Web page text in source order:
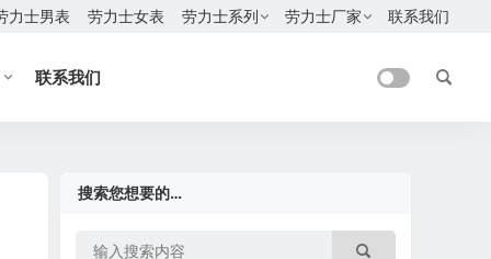
力士男表 劳力士女表 劳力士系列 劳力士厂家 联系我们
联系我们
搜索您想要的…